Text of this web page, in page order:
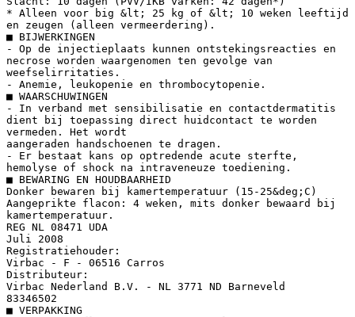
* Alleen voor big &lt; 25 kg of &lt; 10 weken leeftijd
en zeugen (alleen vermeerdering).
■ BIJWERKINGEN
- Op de injectieplaats kunnen ontstekingsreacties en
necrose worden waargenomen ten gevolge van
weefselirritaties.
- Anemie, leukopenie en thrombocytopenie.
■ WAARSCHUWINGEN
- In verband met sensibilisatie en contactdermatitis
dient bij toepassing direct huidcontact te worden
vermeden. Het wordt
aangeraden handschoenen te dragen.
- Er bestaat kans op optredende acute sterfte,
hemolyse of shock na intraveneuze toediening.
■ BEWARING EN HOUDBAARHEID
Donker bewaren bij kamertemperatuur (15-25&deg;C)
Aangeprikte flacon: 4 weken, mits donker bewaard bij
kamertemperatuur.
REG NL 08471 UDA
Juli 2008
Registratiehouder:
Virbac - F - 06516 Carros
Distributeur:
Virbac Nederland B.V. - NL 3771 ND Barneveld
83346502
■ VERPAKKING